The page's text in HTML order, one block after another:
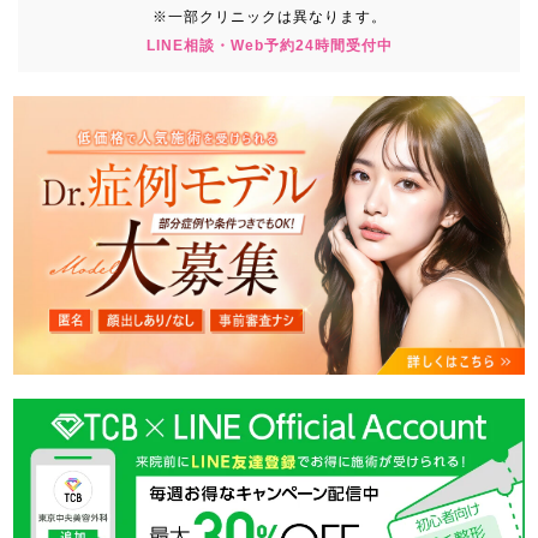
※一部クリニックは異なります。
LINE相談・Web予約24時間受付中